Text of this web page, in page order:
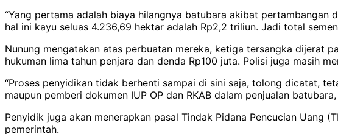
“Yang pertama adalah biaya hilangnya batubara akibat pertambangan
hal ini kayu seluas 4.236,69 hektar adalah Rp2,2 triliun. Jadi total
Nunung mengatakan atas perbuatan mereka, ketiga tersangka dijerat
hukuman lima tahun penjara dan denda Rp100 juta. Polisi juga masih
“Proses penyidikan tidak berhenti sampai di sini saja, tolong dicatat,
maupun pemberi dokumen IUP OP dan RKAB dalam penjualan
Penyidik juga akan menerapkan pasal Tindak Pidana Pencucian Uang
pemerintah.